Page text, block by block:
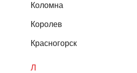
Коломна
Королев
Красногорск
Л